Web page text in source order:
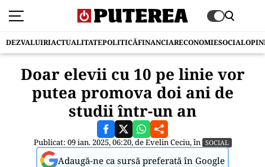
DEZVALUIRIACTUALITATEPOLITICĂFINANCIARECONOMIESOCIAL
Doar elevii cu 10 pe linie vor
putea promova doi ani de
studii într-un an
Publicat: 09 ian. 2025, 06:20, deEvelin Ceciu, în SOCIAL
Adaugă-ne ca sursă preferată în Google